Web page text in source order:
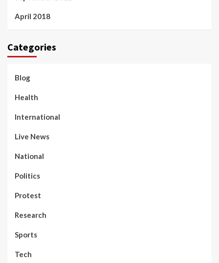
April 2018
Categories
Blog
Health
International
Live News
National
Politics
Protest
Research
Sports
Tech